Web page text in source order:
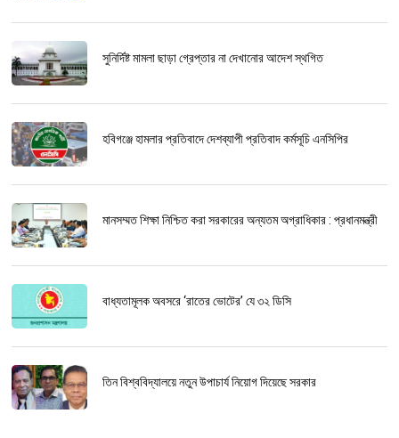
সুনির্দিষ্ট মামলা ছাড়া গ্রেপ্তার না দেখানোর আদেশ স্থগিত
হবিগঞ্জে হামলার প্রতিবাদে দেশব্যাপী প্রতিবাদ কর্মসূচি এনসিপির
মানসম্মত শিক্ষা নিশ্চিত করা সরকারের অন্যতম অগ্রাধিকার : প্রধানমন্ত্রী
বাধ্যতামূলক অবসরে ‘রাতের ভোটের’ যে ৩২ ডিসি
তিন বিশ্ববিদ্যালয়ে নতুন উপাচার্য নিয়োগ দিয়েছে সরকার